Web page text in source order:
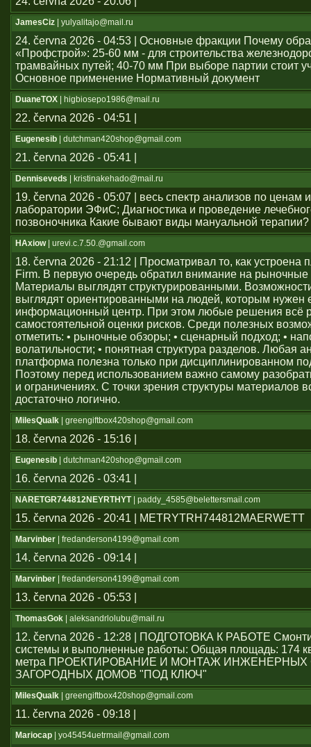
JamesCiz | yulyalitajo@mail.ru
24. června 2026 - 04:53 | Основные фракции Почему
«Профстрой»: 25-60 мм - для строительства
трамвайных путей; 40-70 мм При выборе партии стоит
Основное применение Нормативный документ
DuaneTOX | higbiosepo1986@mail.ru
22. června 2026 - 04:51 |
Eugenesib | dutchman420shop@gmail.com
21. června 2026 - 05:41 |
Denniseveds | kristinakehado@mail.ru
19. června 2026 - 05:07 | весь спектр анализов по ценам
лаборатории ЭФиС; Диагностика и проведение
позвоночника Какие бывают виды мануальной терапии?
HAxiow| urevi.c.7.50.@gmail.com
18. června 2026 - 21:12 | Просматривал то, как устроена
Firm. В первую очередь обратил внимание на рыночные
Материалы выглядят структурированными.
выглядят ориентированными на людей, которым нужен
информационный центр. При этом любые решения всё
самостоятельной оценки рисков. Среди полезных
отметить: • рыночные обзоры; • сценарный подход; •
волатильности; • понятная структура разделов. Любая
платформа полезна только при дисциплинированном
Поэтому перед использованием важно самому
и ограничениях. С точки зрения структуры материалов
достаточно логично.
MilesQualk | greengiftbox420shop@gmail.com
18. června 2026 - 15:16 |
Eugenesib | dutchman420shop@gmail.com
16. června 2026 - 03:41 |
NARETGR744812NEYRTHYT| paddy_4585@belettersmail.com
15. června 2026 - 20:41 | METRYTRH744812MAERWETT
Marvinber | fredanderson4199@gmail.com
14. června 2026 - 09:14 |
Marvinber | fredanderson4199@gmail.com
13. června 2026 - 05:53 |
ThomasGok | aleksandrlolubu@mail.ru
12. června 2026 - 12:28 | ПОДГОТОВКА К РАБОТЕ
системы и выполненные работы: Общая площадь: 174
метра ПРОЕКТИРОВАНИЕ И МОНТАЖ
ЗАГОРОДНЫХ ДОМОВ "ПОД КЛЮЧ"
MilesQualk | greengiftbox420shop@gmail.com
11. června 2026 - 09:18 |
Mariocap | yo45454uеtrmail@gmail.com